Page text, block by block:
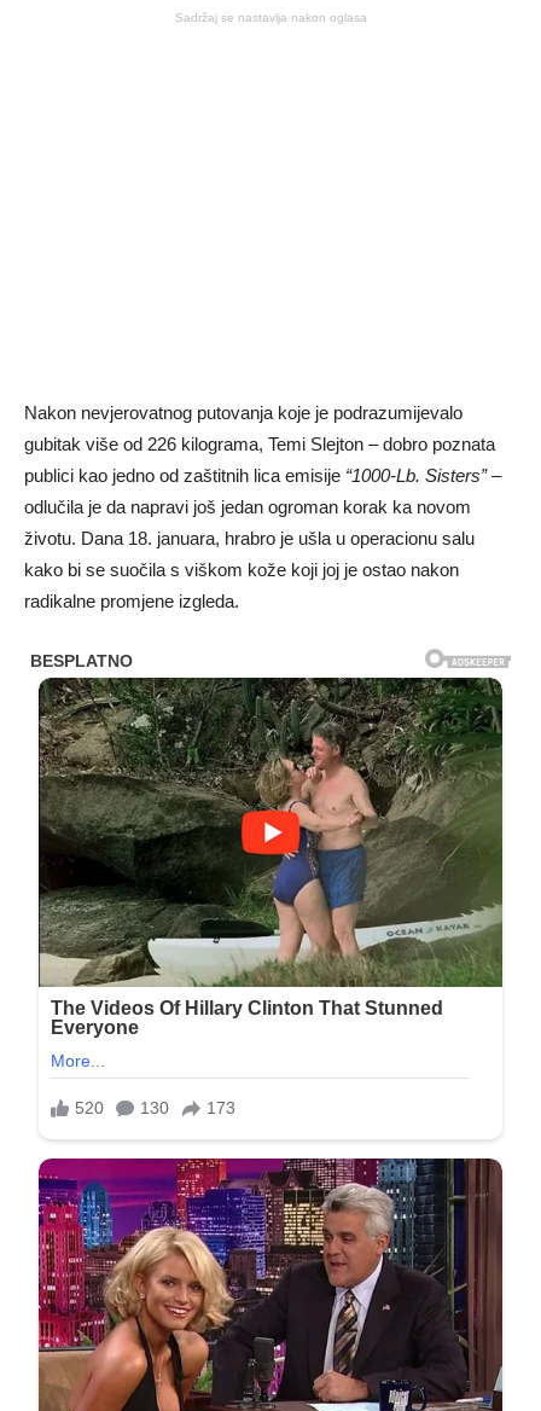
Sadržaj se nastavlja nakon oglasa
Nakon nevjerovatnog putovanja koje je podrazumijevalo
gubitak više od 226 kilograma, Temi Slejton – dobro poznata
publici kao jedno od zaštitnih lica emisije “1000-Lb. Sisters”–
odlučila je da napravi još jedan ogroman korak ka novom
životu. Dana 18. januara, hrabro je ušla u operacionu salu
kako bi se suočila s viškom kože koji joj je ostao nakon
radikalne promjene izgleda.